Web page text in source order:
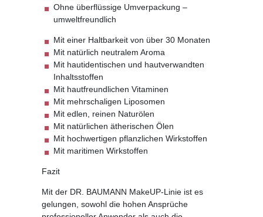
Ohne überflüssige Umverpackung –
umweltfreundlich
Mit einer Haltbarkeit von über 30 Monaten
Mit natürlich neutralem Aroma
Mit hautidentischen und hautverwandten
Inhaltsstoffen
Mit hautfreundlichen Vitaminen
Mit mehrschaligen Liposomen
Mit edlen, reinen Naturölen
Mit natürlichen ätherischen Ölen
Mit hochwertigen pflanzlichen Wirkstoffen
Mit maritimen Wirkstoffen
Fazit
Mit der DR. BAUMANN MakeUP-Linie ist es
gelungen, sowohl die hohen Ansprüche